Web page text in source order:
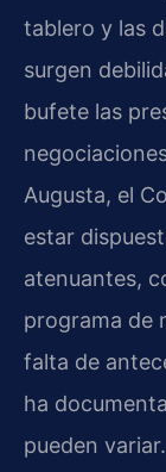
tablero y las
surgen
bufete las
Augusta, el
estar
atenuantes,
programa de
falta de
ha
pueden